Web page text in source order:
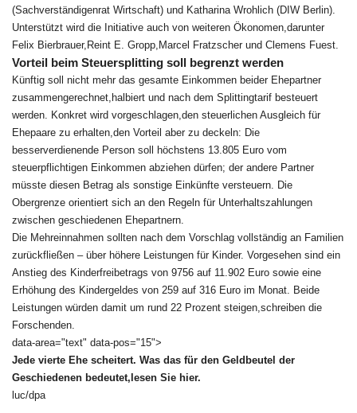
(Sachverständigenrat Wirtschaft) und Katharina Wrohlich (DIW Berlin).
Unterstützt wird die Initiative auch von weiteren Ökonomen,darunter
Felix Bierbrauer,Reint E. Gropp,Marcel Fratzscher und Clemens Fuest.
Vorteil beim Steuersplitting soll begrenzt werden
Künftig soll nicht mehr das gesamte Einkommen beider Ehepartner
zusammengerechnet,halbiert und nach dem Splittingtarif besteuert
werden. Konkret wird vorgeschlagen,den steuerlichen Ausgleich für
Ehepaare zu erhalten,den Vorteil aber zu deckeln: Die
besserverdienende Person soll höchstens 13.805 Euro vom
steuerpflichtigen Einkommen abziehen dürfen; der andere Partner
müsste diesen Betrag als sonstige Einkünfte versteuern. Die
Obergrenze orientiert sich an den Regeln für Unterhaltszahlungen
zwischen geschiedenen Ehepartnern.
Die Mehreinnahmen sollten nach dem Vorschlag vollständig an Familien
zurückfließen – über höhere Leistungen für Kinder. Vorgesehen sind ein
Anstieg des Kinderfreibetrags von 9756 auf 11.902 Euro sowie eine
Erhöhung des Kindergeldes von 259 auf 316 Euro im Monat. Beide
Leistungen würden damit um rund 22 Prozent steigen,schreiben die
Forschenden.
data-area="text" data-pos="15">
Jede vierte Ehe scheitert. Was das für den Geldbeutel der
Geschiedenen bedeutet,lesen Sie hier.
luc/dpa